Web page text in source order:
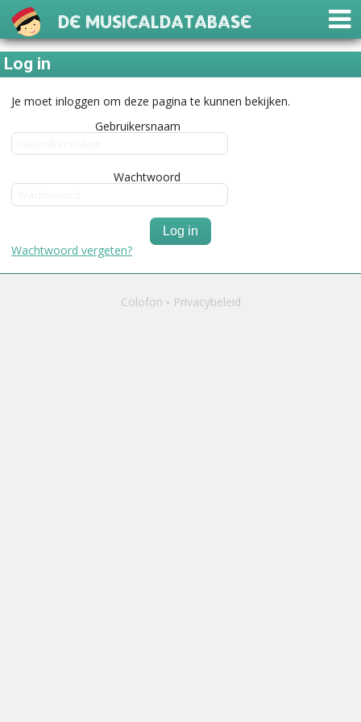
De Musicaldatabase
Log in
Je moet inloggen om deze pagina te kunnen bekijken.
Gebruikersnaam
Wachtwoord
Log in
Wachtwoord vergeten?
Colofon Privacybeleid